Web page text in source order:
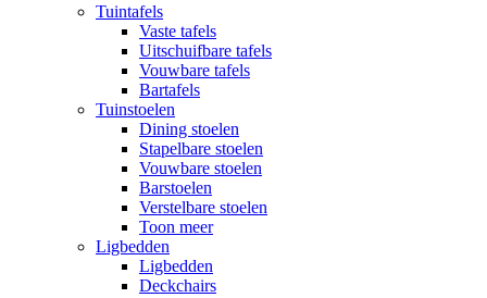
Tuintafels
Vaste tafels
Uitschuifbare tafels
Vouwbare tafels
Bartafels
Tuinstoelen
Dining stoelen
Stapelbare stoelen
Vouwbare stoelen
Barstoelen
Verstelbare stoelen
Toon meer
Ligbedden
Ligbedden
Deckchairs